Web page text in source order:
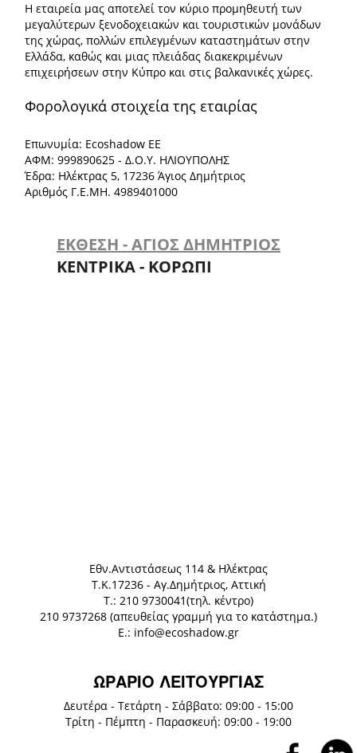
Η εταιρεία μας αποτελεί τον κύριο προμηθευτή των
μεγαλύτερων ξενοδοχειακών και τουριστικών μονάδων
της χώρας, πολλών επιλεγμένων καταστημάτων στην
Ελλάδα, καθώς και μιας πλειάδας διακεκριμένων
επιχειρήσεων στην Κύπρο και στις βαλκανικές χώρες.
Φορολογικά στοιχεία της εταιρίας
Επωνυμία: Ecoshadow ΕΕ
ΑΦΜ: 999890625 - Δ.Ο.Υ. ΗΛΙΟΥΠΟΛΗΣ
Έδρα: Ηλέκτρας 5, 17236 Άγιος Δημήτριος
Αριθμός Γ.Ε.ΜΗ. 4989401000
ΕΚΘΕΣΗ - ΑΓΙΟΣ ΔΗΜΗΤΡΙΟΣ
ΚΕΝΤΡΙΚΑ - ΚΟΡΩΠΙ
Eθν.Αντιστάσεως 114 & Ηλέκτρας
Τ.Κ.17236 - Αγ.Δημήτριος, Αττική
Τ.: 210 9730041(τηλ. κέντρο)
210 9737268 (απευθείας γραμμή για το κατάστημα.)
E.: info@ecoshadow.gr
ΩΡΑΡΙΟ ΛΕΙΤΟΥΡΓΙΑΣ
Δευτέρα - Τετάρτη - Σάββατο: 09:00 - 15:00
Τρίτη - Πέμπτη - Παρασκευή: 09:00 - 19:00